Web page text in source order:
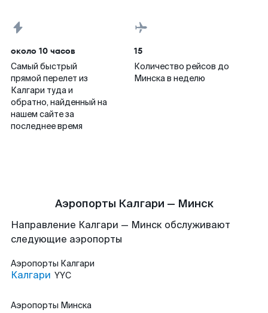
около 10 часов
Самый быстрый
прямой перелет из
Калгари туда и
обратно, найденный на
нашем сайте за
последнее время
15
Количество рейсов до
Минска в неделю
Аэропорты Калгари — Минск
Направление Калгари — Минск обслуживают
следующие аэропорты
Аэропорты Калгари
Калгари YYC
Аэропорты Минска